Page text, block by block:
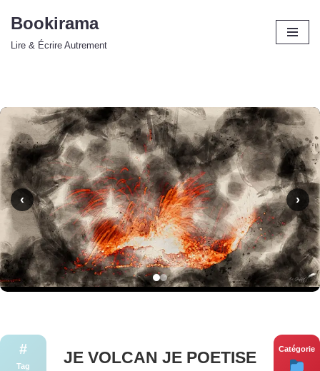
Bookirama
Lire & Écrire Autrement
‹ ›
#
Tag JE VOLCAN JE POETISE Catégorie